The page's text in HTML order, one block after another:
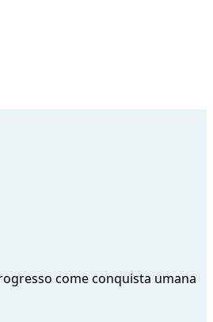
come conquista umana